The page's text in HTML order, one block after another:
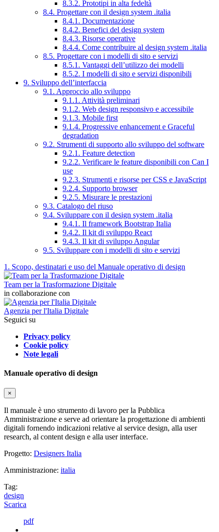
8.3.2. Prototipi in alta fedeltà
8.4. Progettare con il design system .italia
8.4.1. Documentazione
8.4.2. Benefici del design system
8.4.3. Risorse operative
8.4.4. Come contribuire al design system .italia
8.5. Progettare con i modelli di sito e servizi
8.5.1. Vantaggi dell’utilizzo dei modelli
8.5.2. I modelli di sito e servizi disponibili
9. Sviluppo dell’interfaccia
9.1. Approccio allo sviluppo
9.1.1. Attività preliminari
9.1.2. Web design responsivo e accessibile
9.1.3. Mobile first
9.1.4. Progressive enhancement e Graceful
degradation
9.2. Strumenti di supporto allo sviluppo del software
9.2.1. Feature detection
9.2.2. Verificare le feature disponibili con Can I
use
9.2.3. Strumenti e risorse per CSS e JavaScript
9.2.4. Supporto browser
9.2.5. Misurare le prestazioni
9.3. Catalogo del riuso
9.4. Sviluppare con il design system .italia
9.4.1. Il framework Bootstrap Italia
9.4.2. Il kit di sviluppo React
9.4.3. Il kit di sviluppo Angular
9.5. Sviluppare con i modelli di sito e servizi
1. Scopo, destinatari e uso del Manuale operativo di design
Team per la Trasformazione Digitale
in collaborazione con
Agenzia per l'Italia Digitale
Seguici su
Privacy policy
Cookie policy
Note legali
Manuale operativo di design
×
Il manuale è uno strumento di lavoro per la Pubblica
Amministrazione e serve ad orientare la progettazione di ambienti
digitali fornendo indicazioni relative al service design, alla user
research, al content design e alla user interface.
Progetto: Designers Italia
Amministrazione: italia
Tag:
design
Scarica
pdf